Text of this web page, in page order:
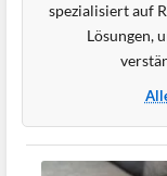
spezialisiert auf
Lösungen,